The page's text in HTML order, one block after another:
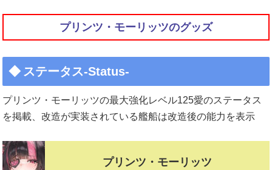
プリンツ・モーリッツのグッズ
ステータス-Status-
プリンツ・モーリッツの最大強化レベル125愛のステータス
を掲載、改造が実装されている艦船は改造後の能力を表示
プリンツ・モーリッツ